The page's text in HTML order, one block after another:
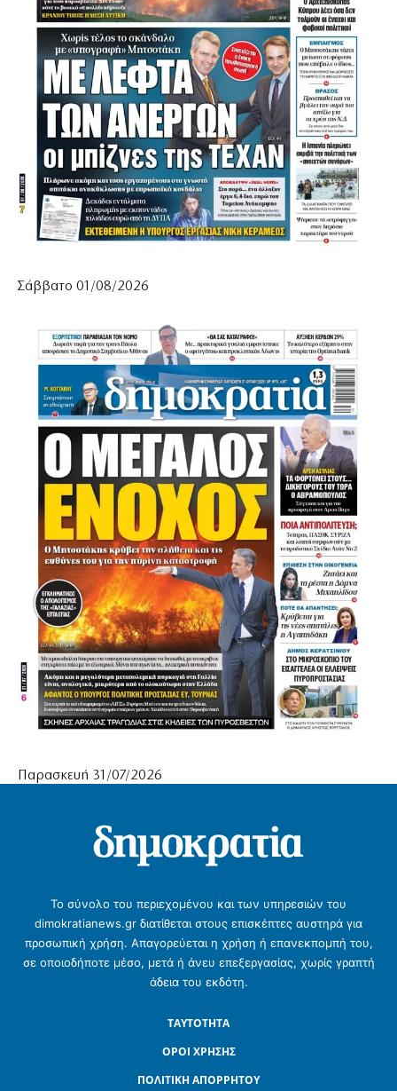
Σάββατο 01/08/2026
Παρασκευή 31/07/2026
Το σύνολο του περιεχομένου και των υπηρεσιών του
dimokratianews.gr διατίθεται στους επισκέπτες αυστηρά για
προσωπική χρήση. Απαγορεύεται η χρήση ή επανεκπομπή του,
σε οποιοδήποτε μέσο, μετά ή άνευ επεξεργασίας, χωρίς γραπτή
άδεια του εκδότη.
ΤΑΥΤΟΤΗΤΑ
ΟΡΟΙ ΧΡΗΣΗΣ
ΠΟΛΙΤΙΚΗ ΑΠΟΡΡΗΤΟΥ